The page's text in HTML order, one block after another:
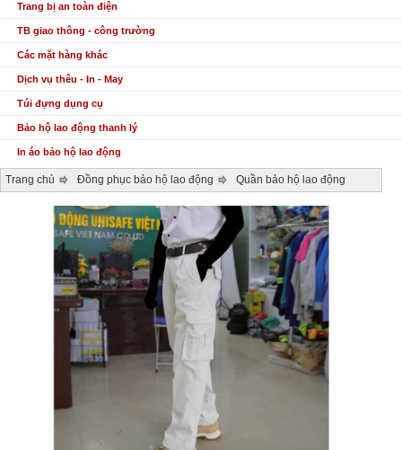
Trang bị an toàn điện
TB giao thông - công trường
Các mặt hàng khác
Dịch vụ thêu - In - May
Túi đựng dụng cụ
Bảo hộ lao động thanh lý
In áo bảo hộ lao động
Trang chủ Đồng phục bảo hộ lao động Quần bảo hộ lao động